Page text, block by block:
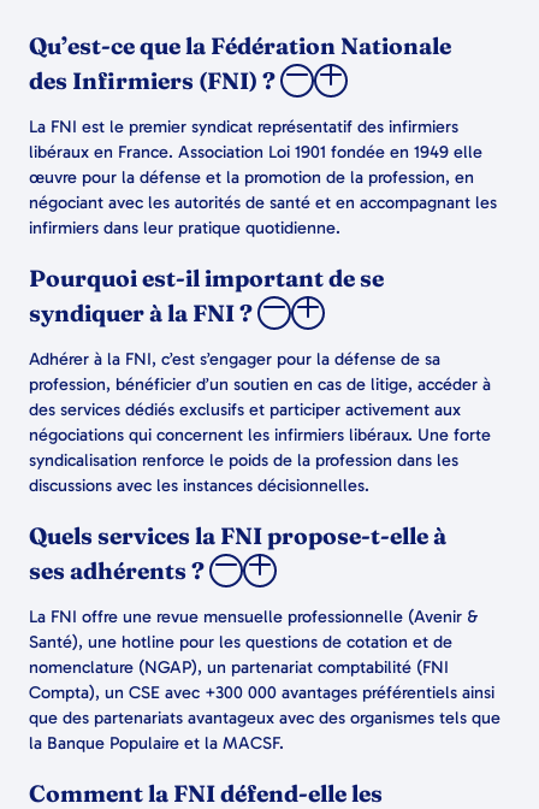
Qu’est-ce que la Fédération Nationale
des Infirmiers (FNI) ?
La FNI est le premier syndicat représentatif des infirmiers
libéraux en France. Association Loi 1901 fondée en 1949 elle
œuvre pour la défense et la promotion de la profession, en
négociant avec les autorités de santé et en accompagnant les
infirmiers dans leur pratique quotidienne.
Pourquoi est-il important de se
syndiquer à la FNI ?
Adhérer à la FNI, c’est s’engager pour la défense de sa
profession, bénéficier d’un soutien en cas de litige, accéder à
des services dédiés exclusifs et participer activement aux
négociations qui concernent les infirmiers libéraux. Une forte
syndicalisation renforce le poids de la profession dans les
discussions avec les instances décisionnelles.
Quels services la FNI propose-t-elle à
ses adhérents ?
La FNI offre une revue mensuelle professionnelle (Avenir &
Santé), une hotline pour les questions de cotation et de
nomenclature (NGAP), un partenariat comptabilité (FNI
Compta), un CSE avec +300 000 avantages préférentiels ainsi
que des partenariats avantageux avec des organismes tels que
la Banque Populaire et la MACSF.
Comment la FNI défend-elle les